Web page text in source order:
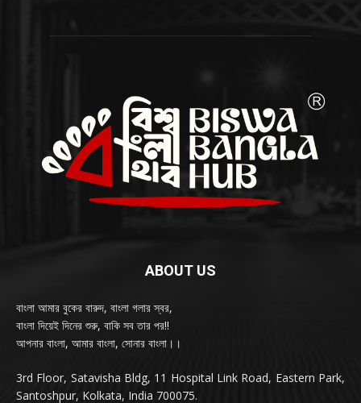
ABOUT US
বাংলা আমার বুকের বারুদ, বাংলা গলার স্বর,
বাংলা দিয়েই দিনের শুরু, বাকি সব তার পর!!
আপনার বাংলা, আমার বাংলা, সোনার বাংলা।।
3rd Floor, Satavisha Bldg, 11 Hospital Link Road, Eastern Park,
Santoshpur, Kolkata, India 700075.